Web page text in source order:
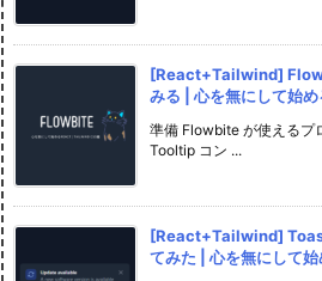
[React+Tailwind]
みる | 心を無にして始
準備 Flowbite が使えるプ
Tooltip コン ...
[React+Tailwind]
てみた | 心を無にして